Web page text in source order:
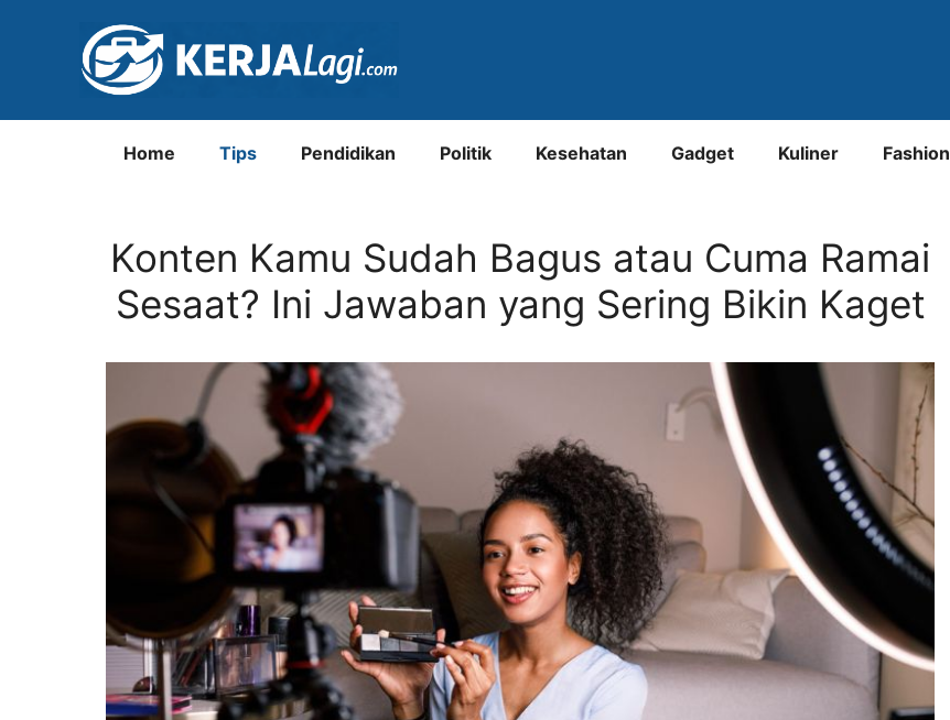
Home Tips Pendidikan Politik Kesehatan Gadget Kuliner Fashion
Konten Kamu Sudah Bagus atau Cuma Ramai
Sesaat? Ini Jawaban yang Sering Bikin Kaget